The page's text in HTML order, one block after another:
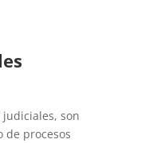
son
de procesos